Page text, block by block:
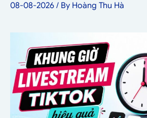
08-08-2026 / By Hoàng Thu Hà